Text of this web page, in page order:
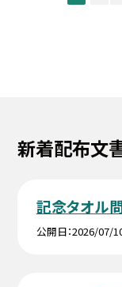
新着配布文
記念タオル
公開日 2026/07/